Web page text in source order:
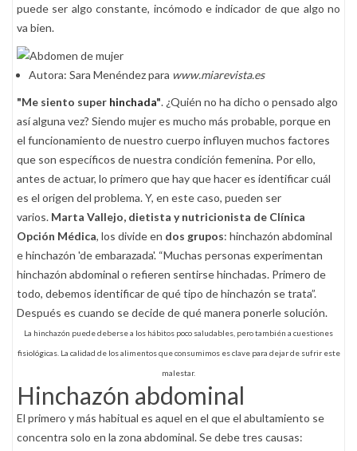
puede ser algo constante, incómodo e indicador de que algo no
va bien.
Autora: Sara Menéndez para www.miarevista.es
"Me siento super hinchada". ¿Quién no ha dicho o pensado algo
así alguna vez? Siendo mujer es mucho más probable, porque en
el funcionamiento de nuestro cuerpo influyen muchos factores
que son específicos de nuestra condición femenina. Por ello,
antes de actuar, lo primero que hay que hacer es identificar cuál
es el origen del problema. Y, en este caso, pueden ser
varios. Marta Vallejo, dietista y nutricionista de Clínica
Opción Médica, los divide en dos grupos: hinchazón abdominal
e hinchazón 'de embarazada'. “Muchas personas experimentan
hinchazón abdominal o refieren sentirse hinchadas. Primero de
todo, debemos identificar de qué tipo de hinchazón se trata”.
Después es cuando se decide de qué manera ponerle solución.
La hinchazón puede deberse a los hábitos poco saludables, pero también a cuestiones
fisiológicas. La calidad de los alimentos que consumimos es clave para dejar de sufrir este
malestar.
Hinchazón abdominal
El primero y más habitual es aquel en el que el abultamiento se
concentra solo en la zona abdominal. Se debe tres causas: